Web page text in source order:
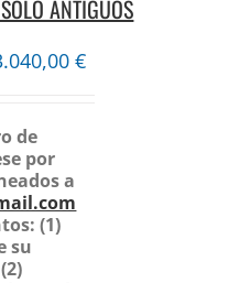
ANTIGUOS
€
de
por
a
(1)
su
(2)